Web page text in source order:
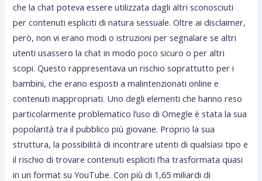
che la chat poteva essere utilizzata dagli altri sconosciuti
per contenuti espliciti di natura sessuale. Oltre ai disclaimer,
però, non vi erano modi o istruzioni per segnalare se altri
utenti usassero la chat in modo poco sicuro o per altri
scopi. Questo rappresentava un rischio soprattutto per i
bambini, che erano esposti a malintenzionati online e
contenuti inappropriati. Uno degli elementi che hanno reso
particolarmente problematico l’uso di Omegle è stata la sua
popolarità tra il pubblico più giovane. Proprio la sua
struttura, la possibilità di incontrare utenti di qualsiasi tipo e
il rischio di trovare contenuti espliciti l’ha trasformata quasi
in un format su YouTube. Con più di 1,65 miliardi di